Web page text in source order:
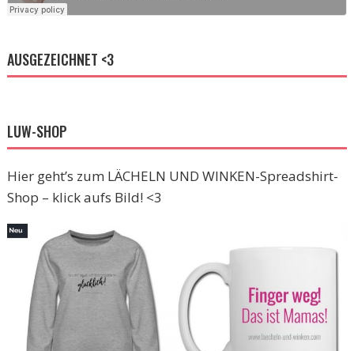
AUSGEZEICHNET <3
LUW-SHOP
Hier geht’s zum LÄCHELN UND WINKEN-Spreadshirt-
Shop – klick aufs Bild! <3